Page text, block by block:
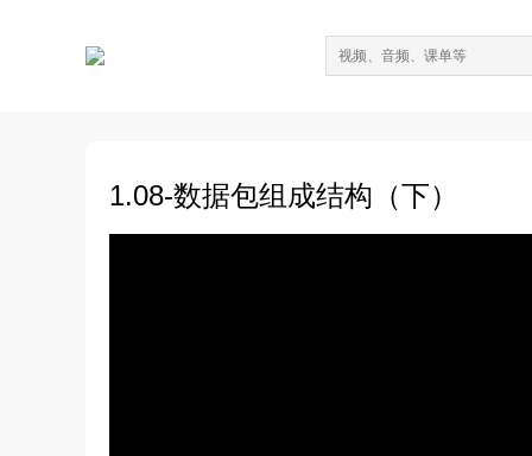
1.08-数据包组成结构（下）